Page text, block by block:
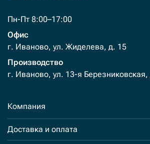
Пн-Пт 8:00–17:00
Офис
г. Иваново, ул. Жиделева, д. 15
Производство
г. Иваново, ул. 13-я Березниковская,
Компания
Доставка и оплата